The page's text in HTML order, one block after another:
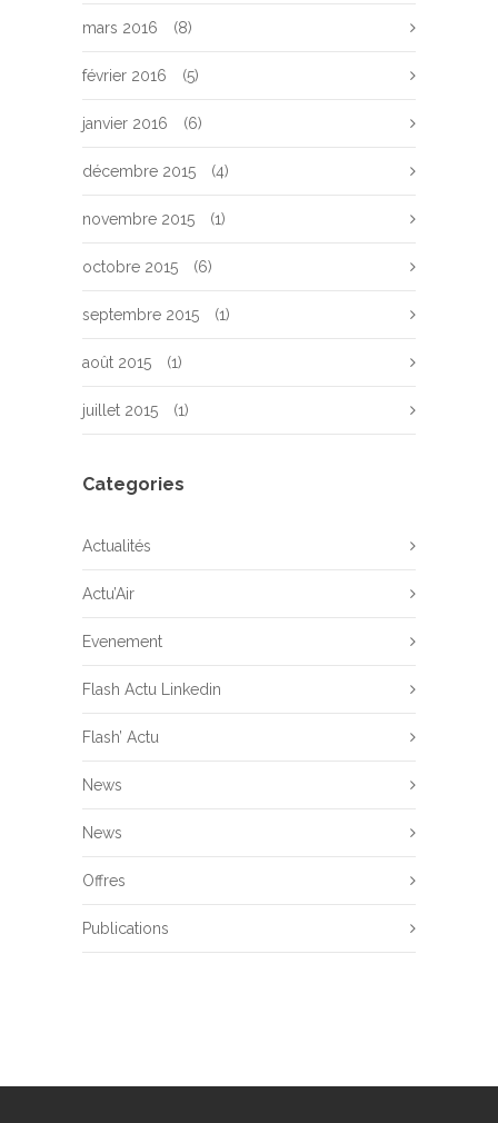
mars 2016 (8)
février 2016 (5)
janvier 2016 (6)
décembre 2015 (4)
novembre 2015 (1)
octobre 2015 (6)
septembre 2015 (1)
août 2015 (1)
juillet 2015 (1)
Categories
Actualités
Actu’Air
Evenement
Flash Actu Linkedin
Flash’ Actu
News
News
Offres
Publications